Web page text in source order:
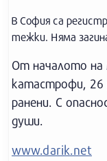
В София са
тежки. Няма
От началото на
катастрофи, 26
ранени. С
души.
www.darik.net